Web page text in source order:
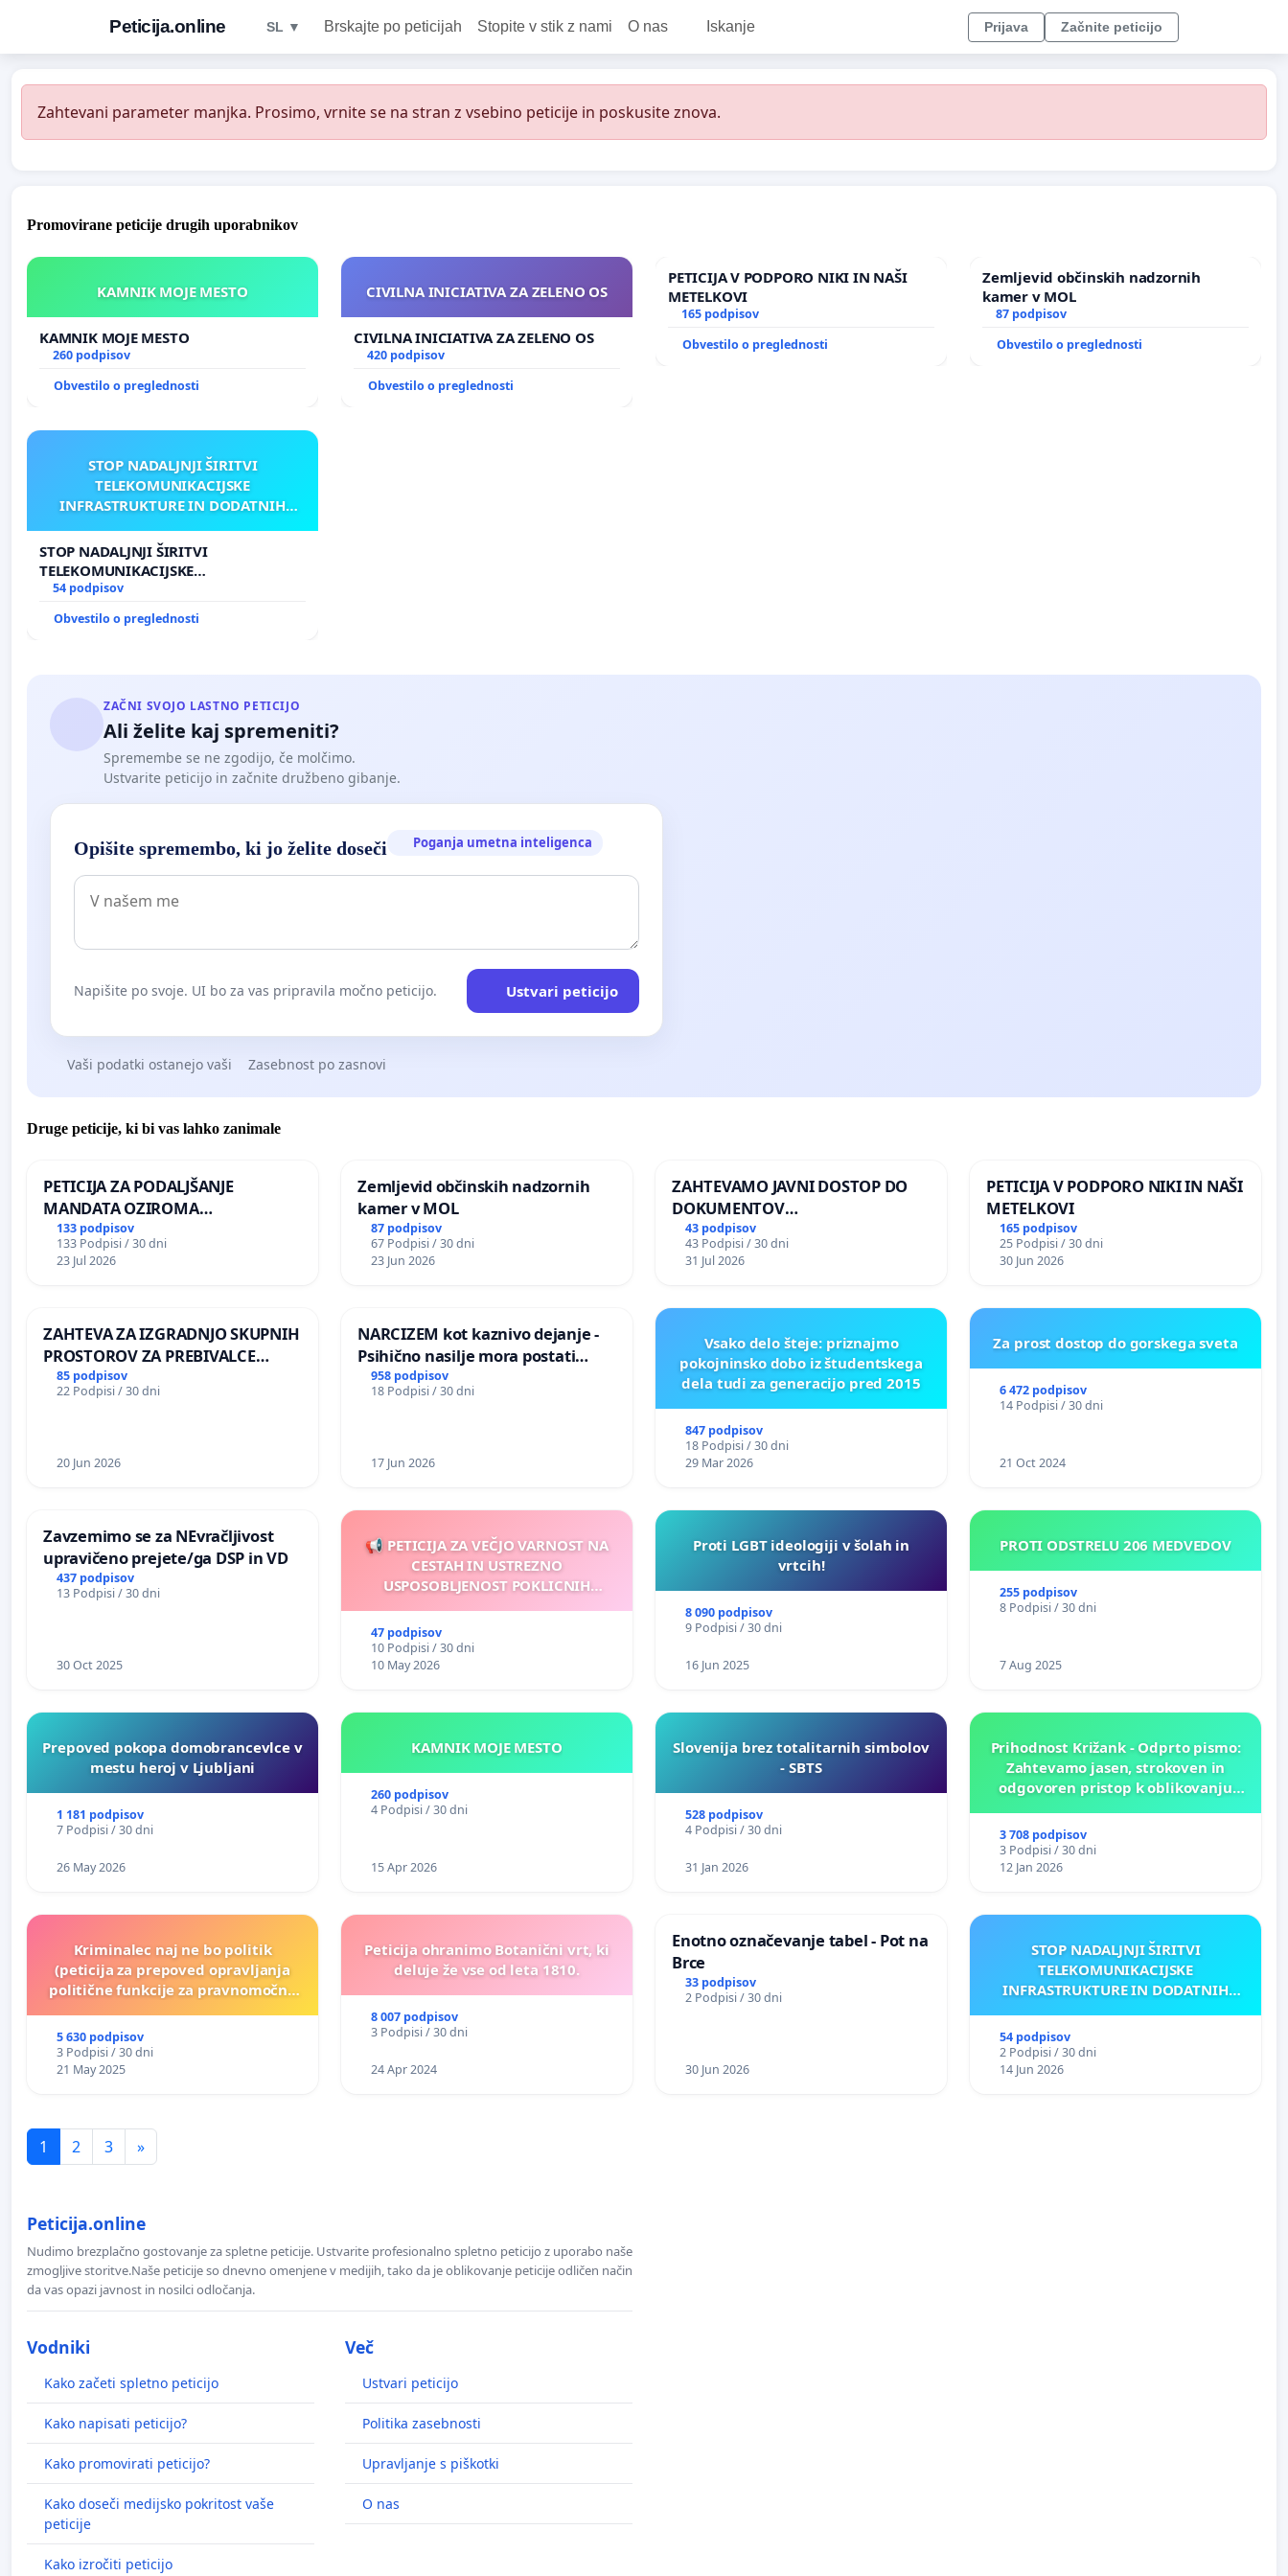
Peticija.online SL ▼ Brskajte po peticijah Stopite v stik z nami O nas Iskanje Prijava Začnite peticijo
Zahtevani parameter manjka. Prosimo, vrnite se na stran z vsebino peticije in poskusite znova.
Promovirane peticije drugih uporabnikov
KAMNIK MOJE MESTO
KAMNIK MOJE MESTO
260 podpisov
Obvestilo o preglednosti
CIVILNA INICIATIVA ZA ZELENO OS
CIVILNA INICIATIVA ZA ZELENO OS
420 podpisov
Obvestilo o preglednosti
PETICIJA V PODPORO NIKI IN NAŠI
METELKOVI
165 podpisov
Obvestilo o preglednosti
Zemljevid občinskih nadzornih
kamer v MOL
87 podpisov
Obvestilo o preglednosti
STOP NADALJNJI ŠIRITVI
TELEKOMUNIKACIJSKE
INFRASTRUKTURE IN DODATNIH
STOP NADALJNJI ŠIRITVI
TELEKOMUNIKACIJSKE
INFRASTRUKTURE IN DODATNIH
ANTEN V GRADIŠČAKU
54 podpisov
Obvestilo o preglednosti
ZAČNI SVOJO LASTNO PETICIJO
Ali želite kaj spremeniti?
Spremembe se ne zgodijo, če molčimo.
Ustvarite peticijo in začnite družbeno gibanje.
Opišite spremembo, ki jo želite doseči Poganja umetna inteligenca
Napišite po svoje. UI bo za vas pripravila močno peticijo. Ustvari peticijo
Vaši podatki ostanejo vaši Zasebnost po zasnovi
Druge peticije, ki bi vas lahko zanimale
PETICIJA ZA PODALJŠANJE
MANDATA OZIROMA
ČIMPREJŠNJO PONOVNO
NAPOTITEV GOSPODA BERNARDA
ŠRAJNERJA NA VELEPOSLANIŠTVO
133 podpisov
133 Podpisi / 30 dni
23 Jul 2026
Zemljevid občinskih nadzornih
kamer v MOL
87 podpisov
67 Podpisi / 30 dni
23 Jun 2026
ZAHTEVAMO JAVNI DOSTOP DO
DOKUMENTOV
PARLAMENTARNIH
PREISKOVALNIH KOMISIJ O
ILEGALNI TRGOVINI Z OROŽJEM
43 podpisov
43 Podpisi / 30 dni
31 Jul 2026
PETICIJA V PODPORO NIKI IN NAŠI
METELKOVI
165 podpisov
25 Podpisi / 30 dni
30 Jun 2026
ZAHTEVA ZA IZGRADNJO SKUPNIH
PROSTOROV ZA PREBIVALCE
KRAJEVNE SKUPNOSTI
PRESTRANEK
85 podpisov
22 Podpisi / 30 dni
20 Jun 2026
NARCIZEM kot kaznivo dejanje -
Psihično nasilje mora postati
enako prepoznano kot fizično
nasilje
958 podpisov
18 Podpisi / 30 dni
17 Jun 2026
Vsako delo šteje: priznajmo
pokojninsko dobo iz študentskega
dela tudi za generacijo pred 2015
847 podpisov
18 Podpisi / 30 dni
29 Mar 2026
Za prost dostop do gorskega sveta
6 472 podpisov
14 Podpisi / 30 dni
21 Oct 2024
Zavzemimo se za NEvračljivost
upravičeno prejete/ga DSP in VD
437 podpisov
13 Podpisi / 30 dni
30 Oct 2025
📢 PETICIJA ZA VEČJO VARNOST NA
CESTAH IN USTREZNO
USPOSOBLJENOST POKLICNIH
47 podpisov
10 Podpisi / 30 dni
10 May 2026
Proti LGBT ideologiji v šolah in
vrtcih!
8 090 podpisov
9 Podpisi / 30 dni
16 Jun 2025
PROTI ODSTRELU 206 MEDVEDOV
255 podpisov
8 Podpisi / 30 dni
7 Aug 2025
Prepoved pokopa domobrancevlce v
mestu heroj v Ljubljani
1 181 podpisov
7 Podpisi / 30 dni
26 May 2026
KAMNIK MOJE MESTO
260 podpisov
4 Podpisi / 30 dni
15 Apr 2026
Slovenija brez totalitarnih simbolov
- SBTS
528 podpisov
4 Podpisi / 30 dni
31 Jan 2026
Prihodnost Križank - Odprto pismo:
Zahtevamo jasen, strokoven in
odgovoren pristop k oblikovanju
3 708 podpisov
3 Podpisi / 30 dni
12 Jan 2026
Kriminalec naj ne bo politik
(peticija za prepoved opravljanja
politične funkcije za pravnomočno
5 630 podpisov
3 Podpisi / 30 dni
21 May 2025
Peticija ohranimo Botanični vrt, ki
deluje že vse od leta 1810.
8 007 podpisov
3 Podpisi / 30 dni
24 Apr 2024
Enotno označevanje tabel - Pot na
Brce
33 podpisov
2 Podpisi / 30 dni
30 Jun 2026
STOP NADALJNJI ŠIRITVI
TELEKOMUNIKACIJSKE
INFRASTRUKTURE IN DODATNIH
54 podpisov
2 Podpisi / 30 dni
14 Jun 2026
1 2 3 »
Peticija.online
Nudimo brezplačno gostovanje za spletne peticije. Ustvarite profesionalno spletno peticijo z uporabo naše
zmogljive storitve.Naše peticije so dnevno omenjene v medijih, tako da je oblikovanje peticije odličen način
da vas opazi javnost in nosilci odločanja.
Vodniki
Kako začeti spletno peticijo
Kako napisati peticijo?
Kako promovirati peticijo?
Kako doseči medijsko pokritost vaše
peticije
Kako izročiti peticijo
Več
Ustvari peticijo
Politika zasebnosti
Upravljanje s piškotki
O nas